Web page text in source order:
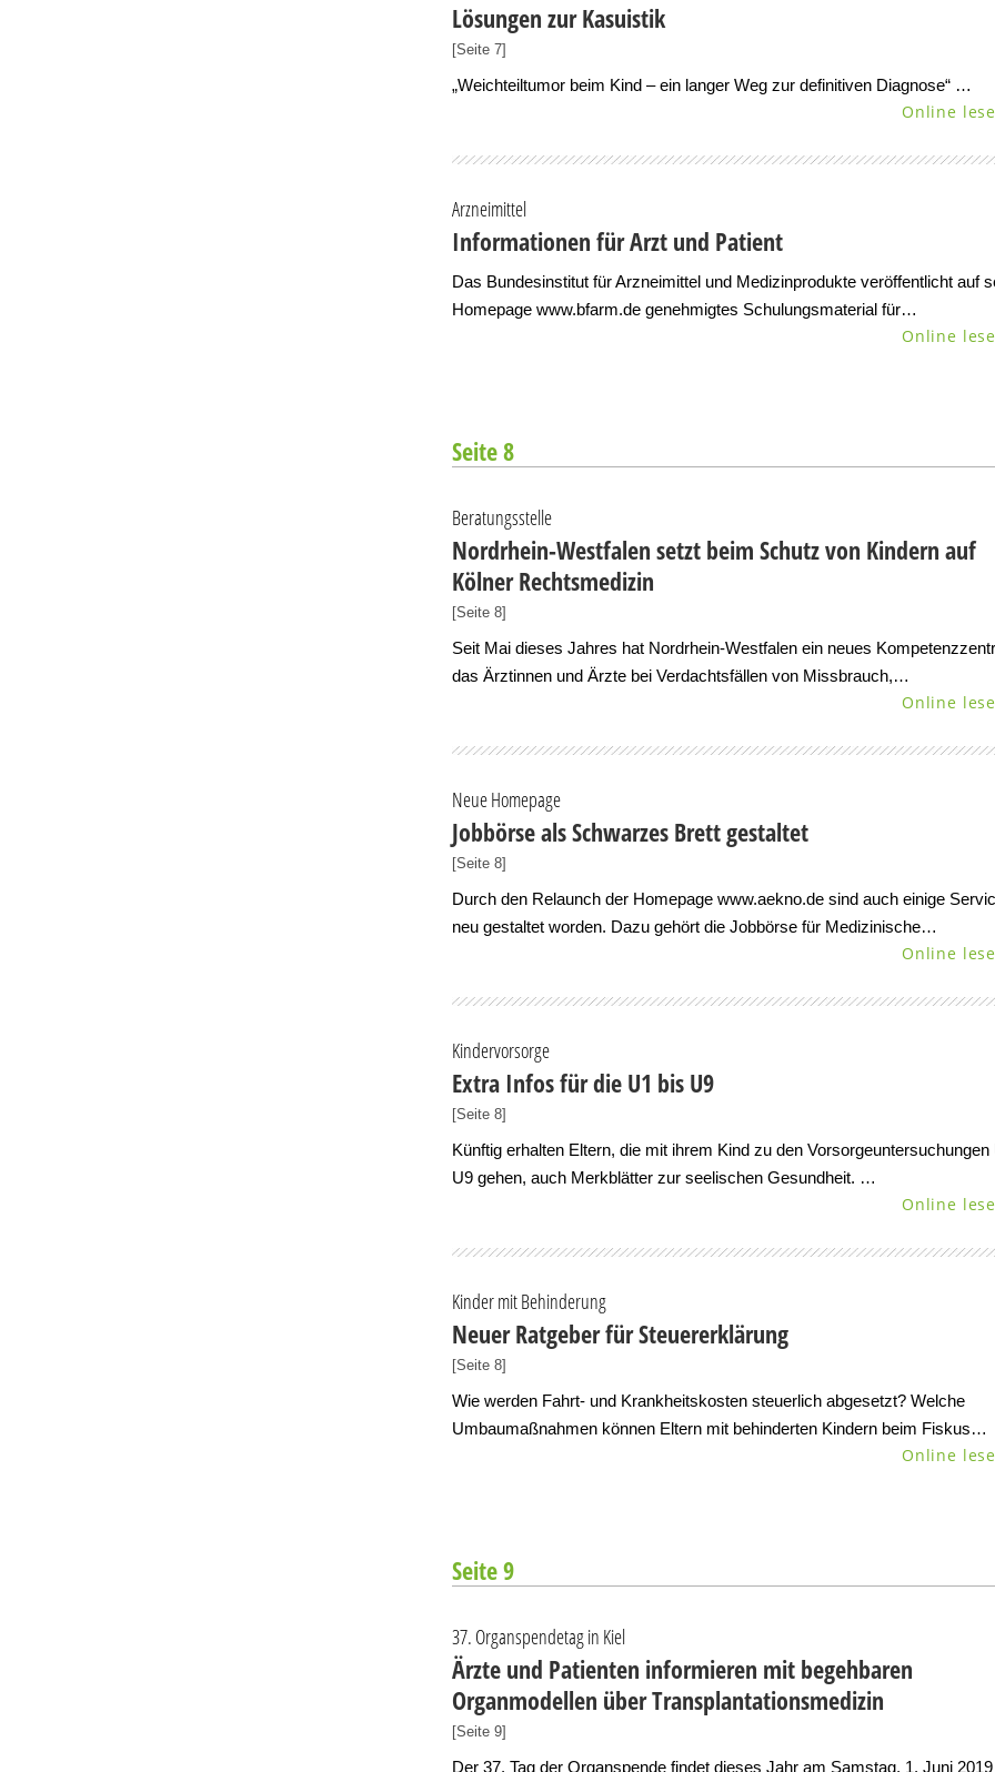
Lösungen zur Kasuistik
[Seite 7]
„Weichteiltumor beim Kind – ein langer Weg zur definitiven Diagnose“ …
Online
Arzneimittel
Informationen für Arzt und Patient
Das Bundesinstitut für Arzneimittel und Medizinprodukte veröffentlicht auf
Homepage www.bfarm.de genehmigtes Schulungsmaterial für…
Online
Seite 8
Beratungsstelle
Nordrhein-Westfalen setzt beim Schutz von Kindern auf
Kölner Rechtsmedizin
[Seite 8]
Seit Mai dieses Jahres hat Nordrhein-Westfalen ein neues
das Ärztinnen und Ärzte bei Verdachtsfällen von Missbrauch,…
Online
Neue Homepage
Jobbörse als Schwarzes Brett gestaltet
[Seite 8]
Durch den Relaunch der Homepage www.aekno.de sind auch einige
neu gestaltet worden. Dazu gehört die Jobbörse für Medizinische…
Online
Kindervorsorge
Extra Infos für die U1 bis U9
[Seite 8]
Künftig erhalten Eltern, die mit ihrem Kind zu den Vorsorgeuntersuchungen
U9 gehen, auch Merkblätter zur seelischen Gesundheit. …
Online
Kinder mit Behinderung
Neuer Ratgeber für Steuererklärung
[Seite 8]
Wie werden Fahrt- und Krankheitskosten steuerlich abgesetzt? Welche
Umbaumaßnahmen können Eltern mit behinderten Kindern beim Fiskus…
Online
Seite 9
37. Organspendetag in Kiel
Ärzte und Patienten informieren mit begehbaren
Organmodellen über Transplantationsmedizin
[Seite 9]
Der 37. Tag der Organspende findet dieses Jahr am Samstag, 1. Juni